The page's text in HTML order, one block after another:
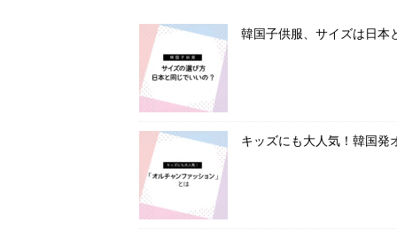
韓国子供服、サイズは日本
キッズにも大人気！韓国発